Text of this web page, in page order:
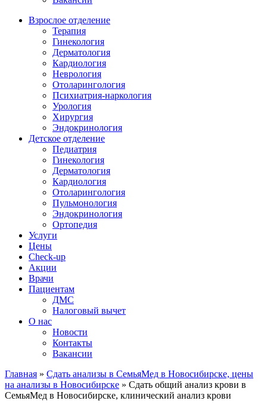
Взрослое отделение
Терапия
Гинекология
Дерматология
Кардиология
Неврология
Отоларингология
Психиатрия-наркология
Урология
Хирургия
Эндокринология
Детское отделение
Педиатрия
Гинекология
Дерматология
Кардиология
Отоларингология
Пульмонология
Эндокринология
Ортопедия
Услуги
Цены
Check-up
Акции
Врачи
Пациентам
ДМС
Налоговый вычет
О нас
Новости
Контакты
Вакансии
Главная » Сдать анализы в СемьяМед в Новосибирске, цены
на анализы в Новосибирске » Сдать общий анализ крови в
СемьяМед в Новосибирске, клинический анализ крови